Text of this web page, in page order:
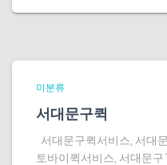
미분류
서대문구퀵
서대문구퀵서비스, 서대
토바이퀵서비스, 서대문